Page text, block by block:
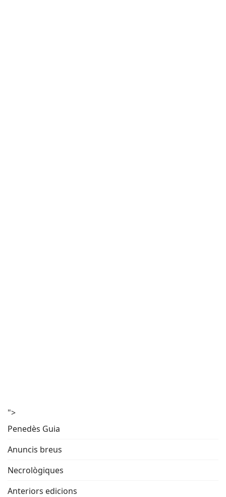
">
Penedès Guia
Anuncis breus
Necrològiques
Anteriors edicions